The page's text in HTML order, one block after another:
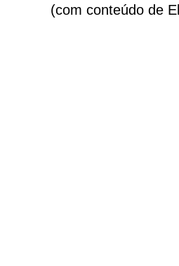
(com conteúdo de